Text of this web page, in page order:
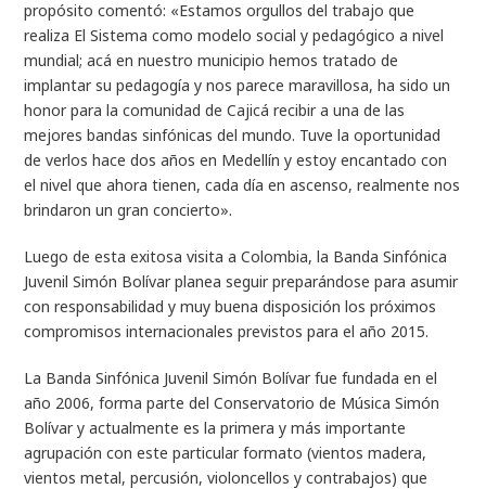
propósito comentó: «Estamos orgullos del trabajo que
realiza El Sistema como modelo social y pedagógico a nivel
mundial; acá en nuestro municipio hemos tratado de
implantar su pedagogía y nos parece maravillosa, ha sido un
honor para la comunidad de Cajicá recibir a una de las
mejores bandas sinfónicas del mundo. Tuve la oportunidad
de verlos hace dos años en Medellín y estoy encantado con
el nivel que ahora tienen, cada día en ascenso, realmente nos
brindaron un gran concierto».
Luego de esta exitosa visita a Colombia, la Banda Sinfónica
Juvenil Simón Bolívar planea seguir preparándose para asumir
con responsabilidad y muy buena disposición los próximos
compromisos internacionales previstos para el año 2015.
La Banda Sinfónica Juvenil Simón Bolívar fue fundada en el
año 2006, forma parte del Conservatorio de Música Simón
Bolívar y actualmente es la primera y más importante
agrupación con este particular formato (vientos madera,
vientos metal, percusión, violoncellos y contrabajos) que